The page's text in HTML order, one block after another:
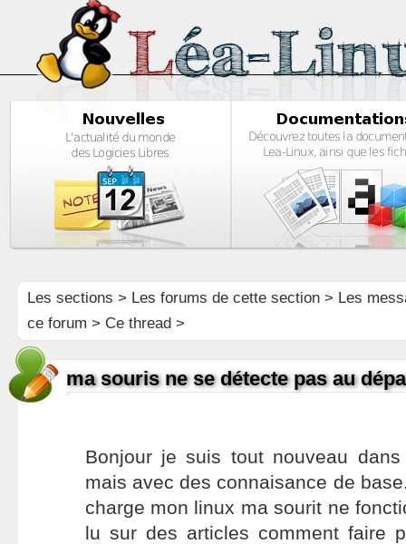
Les sections > Les forums de cette section> Les
ce forum > Ce thread >
ma souris ne se détecte pas au
Bonjour je suis tout nouveau
mais avec des connaisance de
charge mon linux ma sourit ne
lu sur des articles comment faire